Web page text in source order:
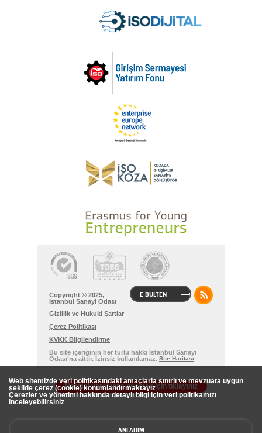
E-BÜLTEN
Copyright © 2025,
İstanbul Sanayi Odası
Gizlilik ve Hukuki Şartlar
Çerez Politikası
KVKK Bilgilendirme
Bu site içeriğinin her türlü hakkı İstanbul Sanayi
Odası'na aittir. İzinsiz kullanılamaz. Site Haritası
Normal versiyona geçmek için tıklayınız
Web sitemizde veri politikasındaki amaçlarla sınırlı ve mevzuata uygun
şekilde çerez (cookie) konumlandırmaktayız
Çerezler ve yönetimi hakkında detaylı bilgi için veri politikamızı
inceleyebilirsiniz
ANLADIM